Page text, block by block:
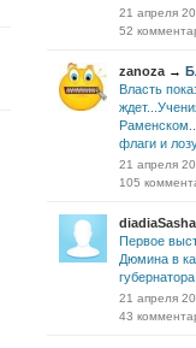
21 апреля
52
zanoza →
Власть
флаги и
21 апреля
105
diadiaSasha
Первое
Дюмина в
губернатора
21 апреля
43